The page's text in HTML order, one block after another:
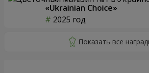
«Ukrainian Choice»
2025 год